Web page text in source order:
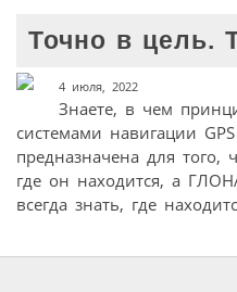
Точно в цель.
4 июля, 2022
Знаете, в чем
системами навигации
предназначена для того,
где он находится, а
всегда знать, где